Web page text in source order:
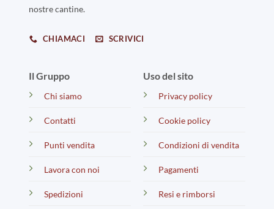
nostre cantine.
CHIAMACI SCRIVICI
Il Gruppo
Chi siamo
Contatti
Punti vendita
Lavora con noi
Spedizioni
Uso del sito
Privacy policy
Cookie policy
Condizioni di vendita
Pagamenti
Resi e rimborsi